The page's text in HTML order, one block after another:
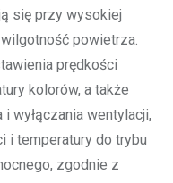
się przy wysokiej
powietrza.
prędkości
kolorów, a także
wyłączania wentylacji,
i temperatury do trybu
zgodnie z